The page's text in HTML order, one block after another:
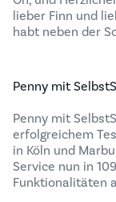
lieber Finn und
habt neben der
Penny mit
Penny mit
erfolgreichem
in Köln und
Service nun in
Funktionalitäten